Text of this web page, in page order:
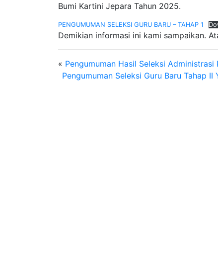
Bumi Kartini Jepara Tahun 2025.
PENGUMUMAN SELEKSI GURU BARU – TAHAP 1
Demikian informasi ini kami sampaikan.
« Pengumuman Hasil Seleksi Administrasi
Pengumuman Seleksi Guru Baru Tahap